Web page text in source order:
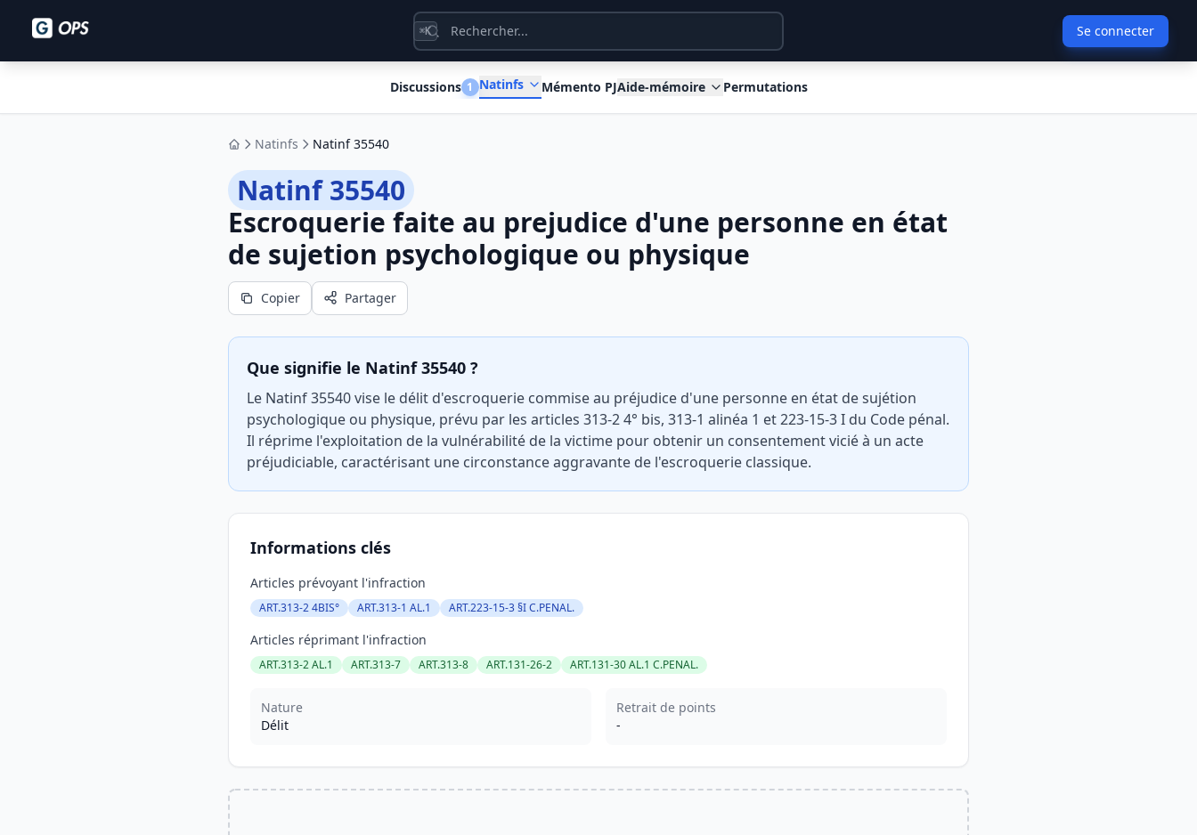
⌘K Se connecter
Discussions 1 Natinfs Mémento PJAide-mémoire Permutations
AccueilNatinfs Natinf 35540
Natinf 35540
Escroquerie faite au prejudice d'une personne en état
de sujetion psychologique ou physique
Copier Partager
Que signifie le Natinf 35540 ?
Le Natinf 35540 vise le délit d'escroquerie commise au préjudice d'une personne en état de sujétion
psychologique ou physique, prévu par les articles 313-2 4° bis, 313-1 alinéa 1 et 223-15-3 I du Code pénal.
Il réprime l'exploitation de la vulnérabilité de la victime pour obtenir un consentement vicié à un acte
préjudiciable, caractérisant une circonstance aggravante de l'escroquerie classique.
Informations clés
Articles prévoyant l'infraction
ART.313-2 4BIS° ART.313-1 AL.1 ART.223-15-3 §I C.PENAL.
Articles réprimant l'infraction
ART.313-2 AL.1 ART.313-7 ART.313-8 ART.131-26-2 ART.131-30 AL.1 C.PENAL.
Nature
Délit
Retrait de points
-